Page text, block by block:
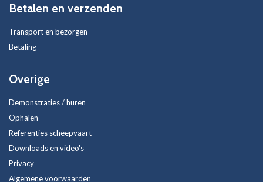
Betalen en verzenden
Transport en bezorgen
Betaling
Overige
Demonstraties / huren
Ophalen
Referenties scheepvaart
Downloads en video's
Privacy
Algemene voorwaarden